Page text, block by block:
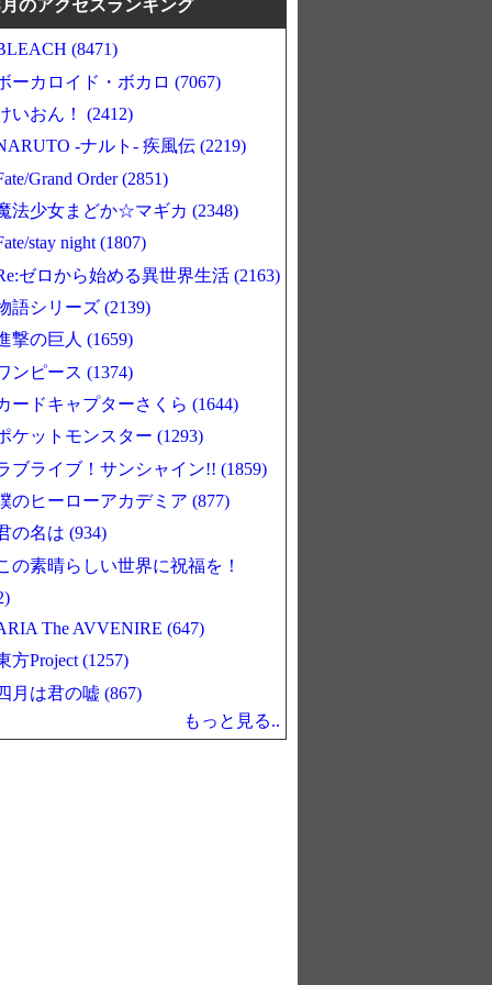
のアクセスランキング
(8471)
ーカロイド・ボカロ (7067)
いおん！ (2412)
-ナルト- 疾風伝 (2219)
Grand Order (2851)
法少女まどか☆マギカ (2348)
stay night (1807)
ゼロから始める異世界生活 (2163)
語シリーズ (2139)
撃の巨人 (1659)
ンピース (1374)
ードキャプターさくら (1644)
ケットモンスター (1293)
ブライブ！サンシャイン!! (1859)
のヒーローアカデミア (877)
の名は (934)
の素晴らしい世界に祝福を！
The AVVENIRE (647)
方Project (1257)
月は君の嘘 (867)
もっと見る..